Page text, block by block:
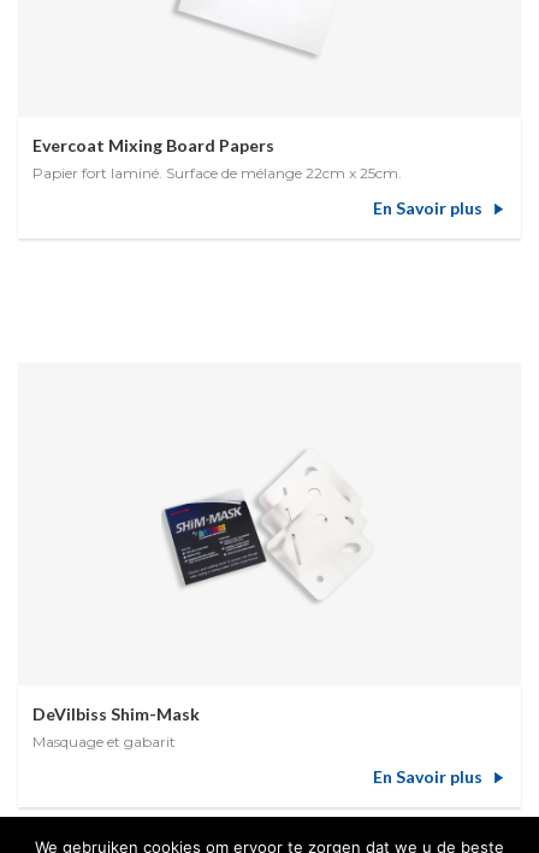
Evercoat Mixing Board Papers
Papier fort laminé. Surface de mélange 22cm x 25cm.
En Savoir plus
DeVilbiss Shim-Mask
Masquage et gabarit
En Savoir plus
We gebruiken cookies om ervoor te zorgen dat we u de beste